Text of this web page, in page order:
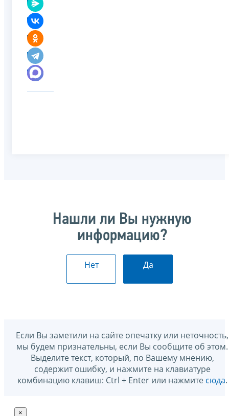
Нашли ли Вы нужную
информацию?
Нет Да
Если Вы заметили на сайте опечатку или неточность,
мы будем признательны, если Вы сообщите об этом.
Выделите текст, который, по Вашему мнению,
содержит ошибку, и нажмите на клавиатуре
комбинацию клавиш: Ctrl + Enter или нажмите сюда.
×